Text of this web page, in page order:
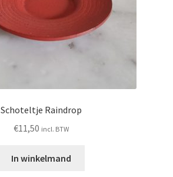
Schoteltje Raindrop
€11,50 incl. BTW
In winkelmand